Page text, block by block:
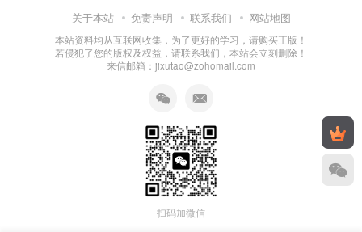
关于本站 免责声明 联系我们 网站地图
本站资料均从互联网收集，为了更好的学习，请购买正版！
若侵犯了您的版权及权益，请联系我们，本站会立刻删除！
来信邮箱：jixutao@zohomail.com
扫码加微信